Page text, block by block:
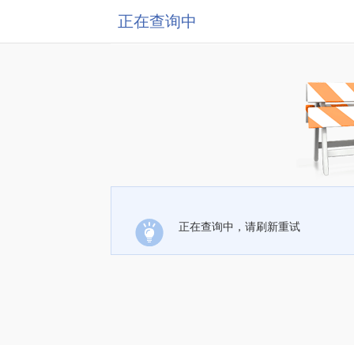
正在查询中
正在查询中，请刷新重试